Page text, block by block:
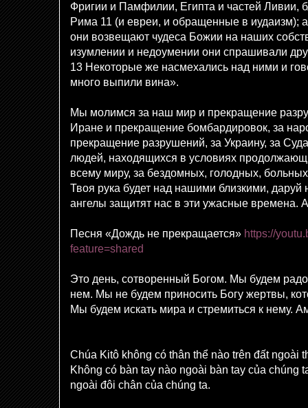
Фригии и Памфилии, Египта и частей Ливии,
Рима 11 (и евреи, и обращенные в
они возвещают чудеса Божии на наших
изумлении и недоумении они спрашивали
13 Некоторые же насмехались над ними и
много выпили вина».
Мы молимся за наш мир и прекращение
Иране и прекращение бомбардировок, за
прекращение разрушений, за Украину, за
людей, находящихся в условиях
всему миру, за бездомных, голодных,
Твоя рука будет над нашими близкими, даруй
ангелы защитят нас в эти ужасные времена.
Песня «Дождь не прекращается» https://
feature=shared
Это день, сотворенный Богом. Мы будем
нем. Мы не будем приносить Богу жертвы,
Мы будем искать мира и стремиться к нему.
Chúa Kitô không có thân thể nào trên đất ngoài
Không có bàn tay nào ngoài bàn tay của chúng
ngoài đôi chân của chúng ta.